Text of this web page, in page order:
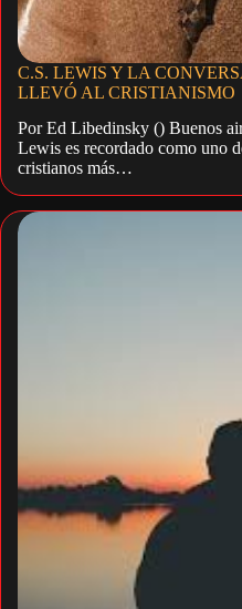
C.S. LEWIS Y LA
LLEVÓ AL CRISTIANISMO
Por Ed Libedinsky () Buenos
Lewis es recordado como uno
cristianos más…